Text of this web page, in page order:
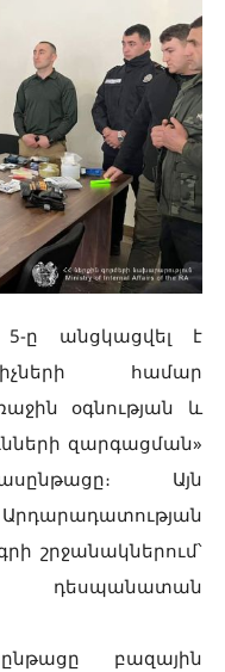
ը անցկացվել է
համար
օգնության և
զարգացման»
Այն
շրջանակներում՝
բազային